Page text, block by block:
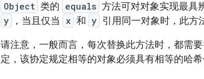
Object 类的 equals 方法可对对象实现最具
y ，当且仅当 x 和 y 引用同一对象时，此方
请注意，一般而言，每次替换此方法时，都需
定，该协定规定相等的对象必须具有相等的哈希